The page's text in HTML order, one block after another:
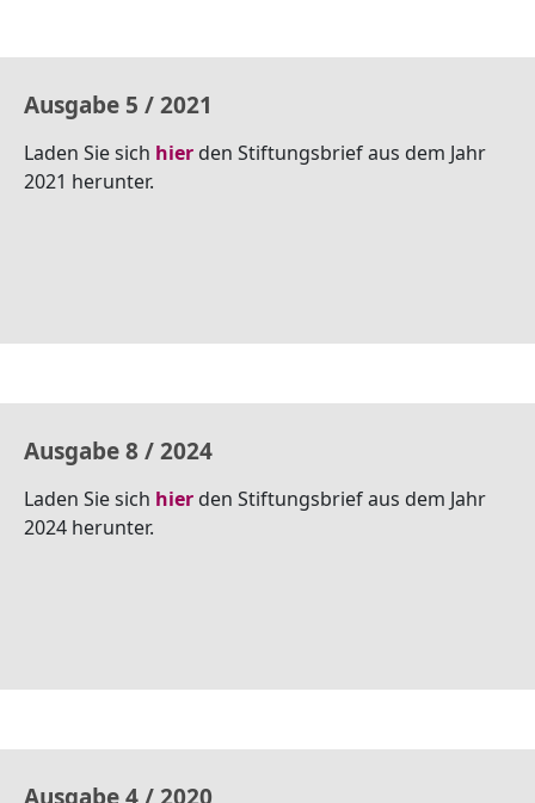
Ausgabe 5 / 2021
Laden Sie sich hier den Stiftungsbrief aus dem Jahr
2021 herunter.
Ausgabe 8 / 2024
Laden Sie sich hier den Stiftungsbrief aus dem Jahr
2024 herunter.